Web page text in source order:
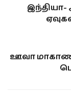
ஊவா